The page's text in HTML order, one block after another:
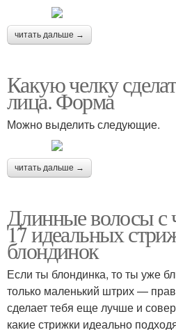
читать дальше →
Какую челку
лица. Форма
Можно выделить следующие.
читать дальше →
Длинные волосы с
17 идеальных
блондинок
Если ты блондинка, то ты уже
только маленький штрих —
сделает тебя еще лучше и
какие стрижки идеально